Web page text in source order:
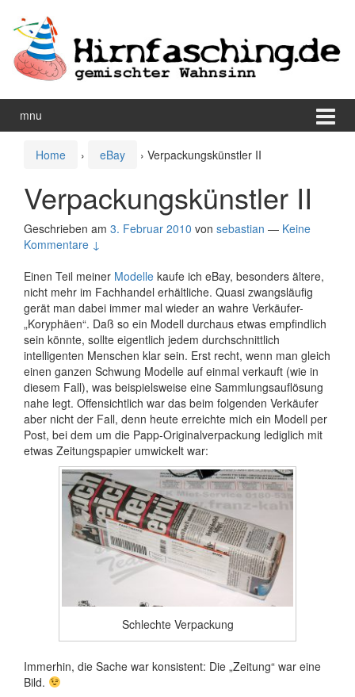
Inhalt
wechseln
Hauptmenü
springen
mnu
Home › eBay › Verpackungskünstler II
Verpackungskünstler II
Geschrieben am 3. Februar 2010 von sebastian — Keine
Kommentare ↓
Einen Teil meiner Modelle kaufe ich eBay, besonders ältere,
nicht mehr im Fachhandel erhältliche. Quasi zwangsläufig
gerät man dabei immer mal wieder an wahre Verkäufer-
„Koryphäen“. Daß so ein Modell durchaus etwas empfindlich
sein könnte, sollte eigentlich jedem durchschnittlich
intelligenten Menschen klar sein. Erst recht, wenn man gleich
einen ganzen Schwung Modelle auf einmal verkauft (wie in
diesem Fall), was beispielsweise eine Sammlungsauflösung
nahe legt. Offensichtlich war das beim folgenden Verkäufer
aber nicht der Fall, denn heute erreichte mich ein Modell per
Post, bei dem um die Papp-Originalverpackung lediglich mit
etwas Zeitungspapier umwickelt war:
Schlechte Verpackung
Immerhin, die Sache war konsistent: Die „Zeitung“ war eine
Bild.